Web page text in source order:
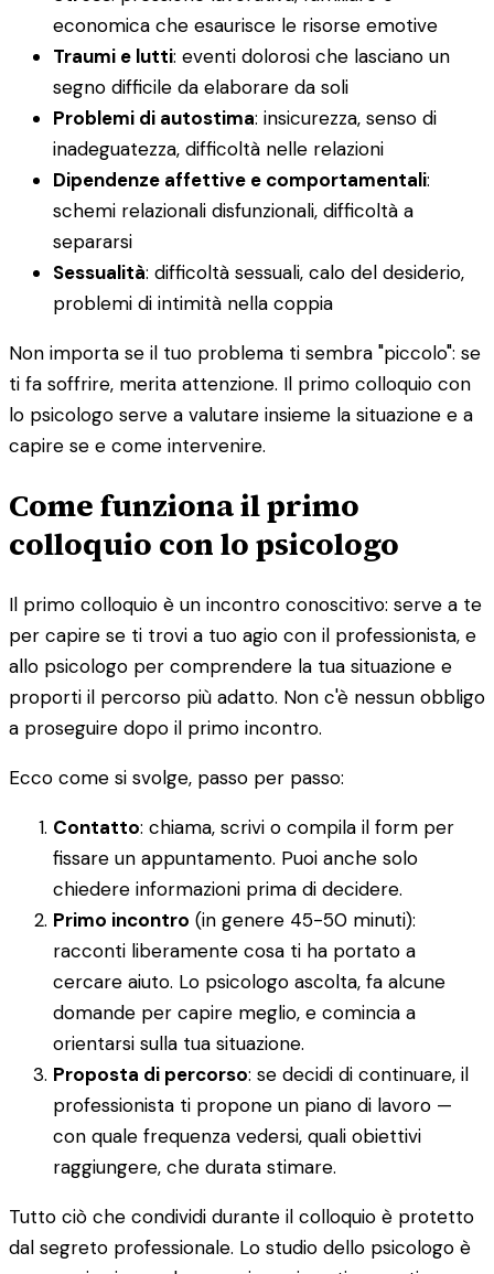
economica che esaurisce le risorse emotive
Traumi e lutti: eventi dolorosi che lasciano un
segno difficile da elaborare da soli
Problemi di autostima: insicurezza, senso di
inadeguatezza, difficoltà nelle relazioni
Dipendenze affettive e comportamentali:
schemi relazionali disfunzionali, difficoltà a
separarsi
Sessualità: difficoltà sessuali, calo del desiderio,
problemi di intimità nella coppia
Non importa se il tuo problema ti sembra "piccolo": se
ti fa soffrire, merita attenzione. Il primo colloquio con
lo psicologo serve a valutare insieme la situazione e a
capire se e come intervenire.
Come funziona il primo
colloquio con lo psicologo
Il primo colloquio è un incontro conoscitivo: serve a te
per capire se ti trovi a tuo agio con il professionista, e
allo psicologo per comprendere la tua situazione e
proporti il percorso più adatto. Non c'è nessun obbligo
a proseguire dopo il primo incontro.
Ecco come si svolge, passo per passo:
Contatto: chiama, scrivi o compila il form per
fissare un appuntamento. Puoi anche solo
chiedere informazioni prima di decidere.
Primo incontro (in genere 45-50 minuti):
racconti liberamente cosa ti ha portato a
cercare aiuto. Lo psicologo ascolta, fa alcune
domande per capire meglio, e comincia a
orientarsi sulla tua situazione.
Proposta di percorso: se decidi di continuare, il
professionista ti propone un piano di lavoro —
con quale frequenza vedersi, quali obiettivi
raggiungere, che durata stimare.
Tutto ciò che condividi durante il colloquio è protetto
dal segreto professionale. Lo studio dello psicologo è